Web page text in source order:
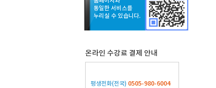
동일한 서비스를
누리실 수 있습니다.
온라인 수강료 결제 안내
평생전화(전국) 0505-980-6004